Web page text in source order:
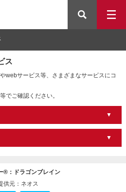
ス
webサービス等、さまざまなサービスにコ
でご確認ください。
®：ドラゴンブレイン
供元：ネオス